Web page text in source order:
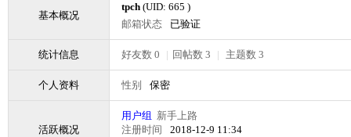
基本概况
tpch (UID: 665 )
邮箱状态
已验证
统计信息 好友数 0 | 回帖数 3 | 主题数 3
个人资料 性别 保密
活跃概况
用户组 新手上路
注册时间
2018-12-9 11:34